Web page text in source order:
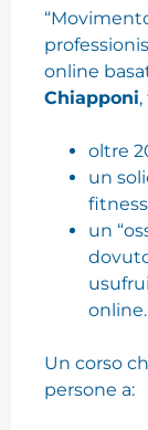
online
Chiapponi
oltre
un
fitness
un
online.
Un corso
persone a: